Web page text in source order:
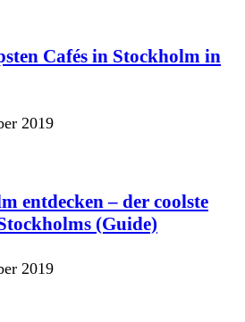
Cafés in Stockholm in
2019
entdecken – der coolste
(Guide)
2019